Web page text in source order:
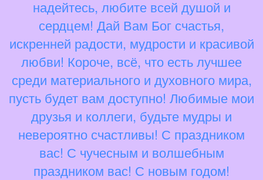
надейтесь, любите всей душой и
сердцем! Дай Вам Бог счастья,
искренней радости, мудрости и красивой
любви! Короче, всё, что есть лучшее
среди материального и духовного мира,
пусть будет вам доступно! Любимые мои
друзья и коллеги, будьте мудры и
невероятно счастливы! С праздником
вас! С чучесным и волшебным
праздником вас! С новым годом!